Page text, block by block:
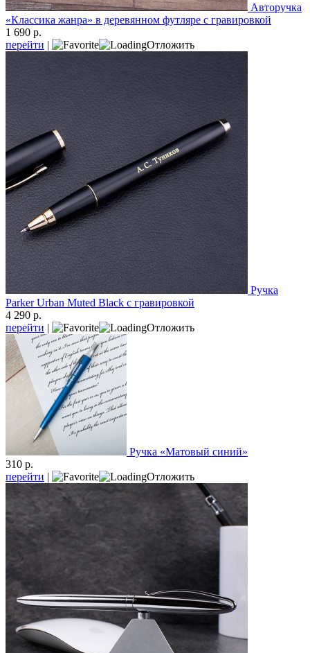
Авторучка
«Классика жанра» в деревянном футляре с гравировкой
1 690 р.
перейти | Отложить
Ручка
Parker Urban Muted Black с гравировкой
4 290 р.
перейти | Отложить
Ручка «Матовый синий»
310 р.
перейти | Отложить